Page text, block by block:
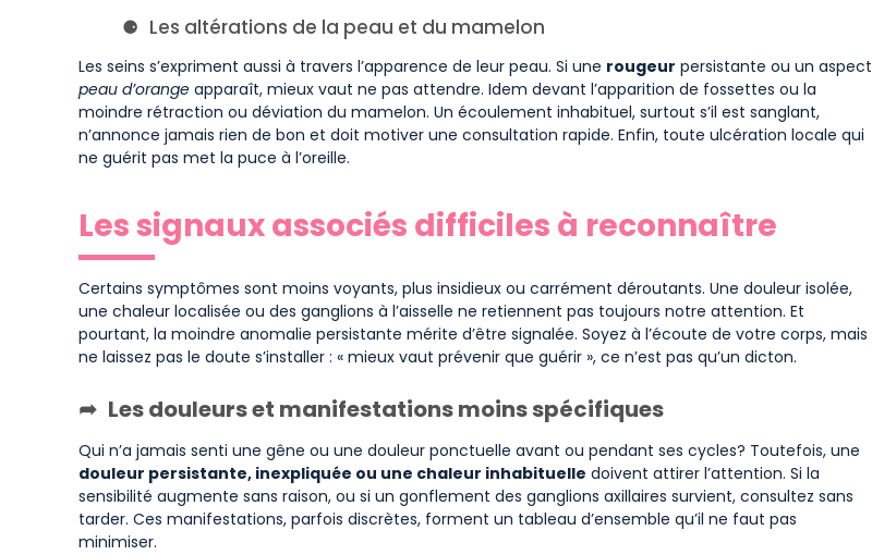
Les altérations de la peau et du mamelon
Les seins s’expriment aussi à travers l’apparence de leur peau. Si une rougeur persistante ou un aspect
peau d’orange apparaît, mieux vaut ne pas attendre. Idem devant l’apparition de fossettes ou la
moindre rétraction ou déviation du mamelon. Un écoulement inhabituel, surtout s’il est sanglant,
n’annonce jamais rien de bon et doit motiver une consultation rapide. Enfin, toute ulcération locale qui
ne guérit pas met la puce à l’oreille.
Les signaux associés difficiles à reconnaître
Certains symptômes sont moins voyants, plus insidieux ou carrément déroutants. Une douleur isolée,
une chaleur localisée ou des ganglions à l’aisselle ne retiennent pas toujours notre attention. Et
pourtant, la moindre anomalie persistante mérite d’être signalée. Soyez à l’écoute de votre corps, mais
ne laissez pas le doute s’installer : « mieux vaut prévenir que guérir », ce n’est pas qu’un dicton.
Les douleurs et manifestations moins spécifiques
Qui n’a jamais senti une gêne ou une douleur ponctuelle avant ou pendant ses cycles? Toutefois, une
douleur persistante, inexpliquée ou une chaleur inhabituelle doivent attirer l’attention. Si la
sensibilité augmente sans raison, ou si un gonflement des ganglions axillaires survient, consultez sans
tarder. Ces manifestations, parfois discrètes, forment un tableau d’ensemble qu’il ne faut pas
minimiser.